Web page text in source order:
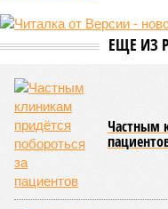
ЕЩЕ ИЗ
Частным